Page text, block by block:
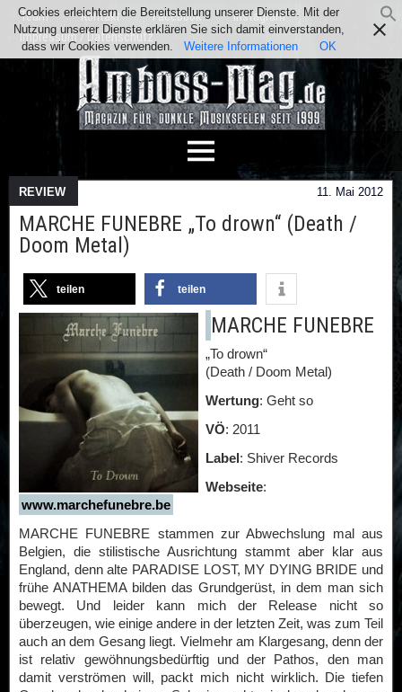
Team Kontakt Facebook
Instagram
Impressum / Datenschutz
REVIEW 11. Mai 2012
MARCHE FUNEBRE „To drown“ (Death /
Doom Metal)
teilen teilen
MARCHE FUNEBRE
„To drown“
(Death / Doom Metal)
Wertung: Geht so
VÖ: 2011
Label: Shiver Records
Webseite:
www.marchefunebre.be
MARCHE FUNEBRE stammen zur Abwechslung mal aus
Belgien, die stilistische Ausrichtung stammt aber klar aus
England, denn alte PARADISE LOST, MY DYING BRIDE und
frühe ANATHEMA bilden das Grundgerüst, in dem man sich
bewegt. Und leider kann mich der Release nicht so
überzeugen, wie einige andere in der letzten Zeit, was zum Teil
auch an dem Gesang liegt. Vielmehr am Klargesang, denn der
ist relativ gewöhnungsbedürftig und der Pathos, den man
damit verströmen will, packt mich nicht wirklich. Die tiefen
Cookies erleichtern die Bereitstellung unserer Dienste. Mit der
Nutzung unserer Dienste erklären Sie sich damit einverstanden,
dass wir Cookies verwenden.
Weitere Informationen OK